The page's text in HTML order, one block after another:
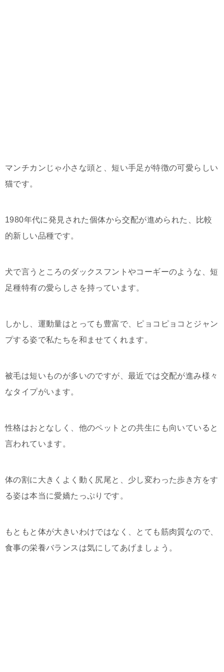
マンチカンじゃ小さな頭と、短い手足が特徴の可愛らしい
猫です。
1980年代に発見された個体から交配が進められた、比較
的新しい品種です。
犬で言うところのダックスフントやコーギーのような、短
足種特有の愛らしさを持っています。
しかし、運動量はとっても豊富で、ピョコピョコとジャン
プする姿で私たちを和ませてくれます。
被毛は短いものが多いのですが、最近では交配が進み様々
なタイプがいます。
性格はおとなしく、他のペットとの共生にも向いていると
言われています。
体の割に大きくよく動く尻尾と、少し変わった歩き方をす
る姿は本当に愛嬌たっぷりです。
もともと体が大きいわけではなく、とても筋肉質なので、
食事の栄養バランスは気にしてあげましょう。